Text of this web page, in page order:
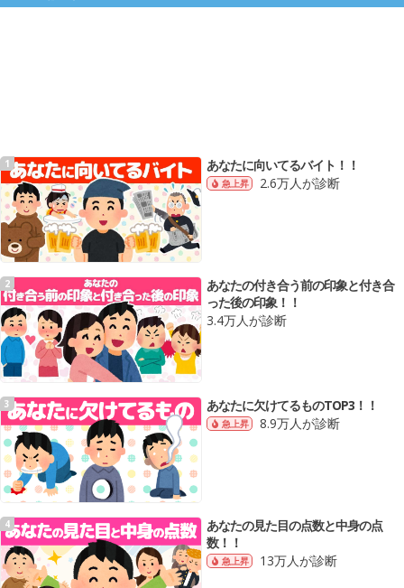
1 あなたに向いてるバイト！！
急上昇 2.6万人が診断
2
あなたの付き合う前の印象と付き合
った後の印象！！
3.4万人が診断
3 あなたに欠けてるものTOP3！！
急上昇 8.9万人が診断
4
あなたの見た目の点数と中身の点
数！！
急上昇 13万人が診断